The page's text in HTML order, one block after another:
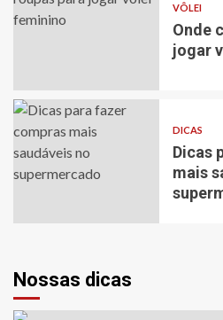
VÔLEI
Onde comprar roupas
feminino?
VÔLEI
Onde
jogar
DICAS
Dicas
mais
Nossas dicas